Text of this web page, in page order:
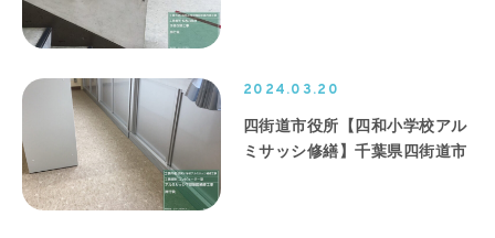
2024.03.20
四街道市役所【四和小学校アル
ミサッシ修繕】千葉県四街道市